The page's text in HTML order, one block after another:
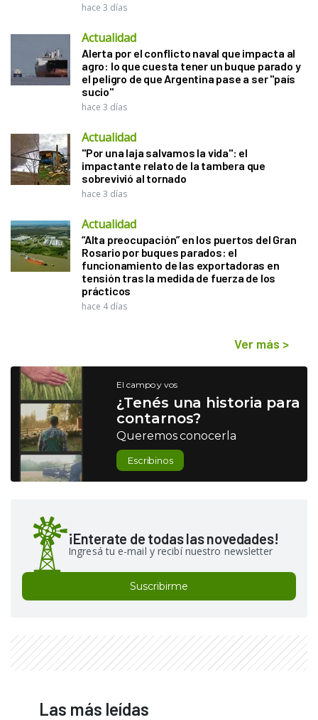
hace 3 días
Actualidad
Alerta por el conflicto naval que impacta al
agro: lo que cuesta tener un buque parado y
el peligro de que Argentina pase a ser "país
sucio"
hace 3 días
Actualidad
"Por una laja salvamos la vida": el
impactante relato de la tambera que
sobrevivió al tornado
hace 3 días
Actualidad
“Alta preocupación” en los puertos del Gran
Rosario por buques parados: el
funcionamiento de las exportadoras en
tensión tras la medida de fuerza de los
prácticos
hace 4 días
Ver más >
El campo y vos
¿Tenés una historia para
contarnos?
Queremos conocerla
Escribinos
¡Enterate de todas las novedades!
Ingresá tu e-mail y recibí nuestro newsletter
Suscribirme
Las más leídas